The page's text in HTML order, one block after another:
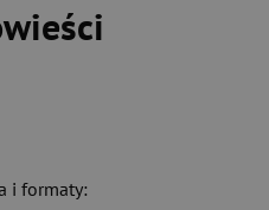
i formaty: